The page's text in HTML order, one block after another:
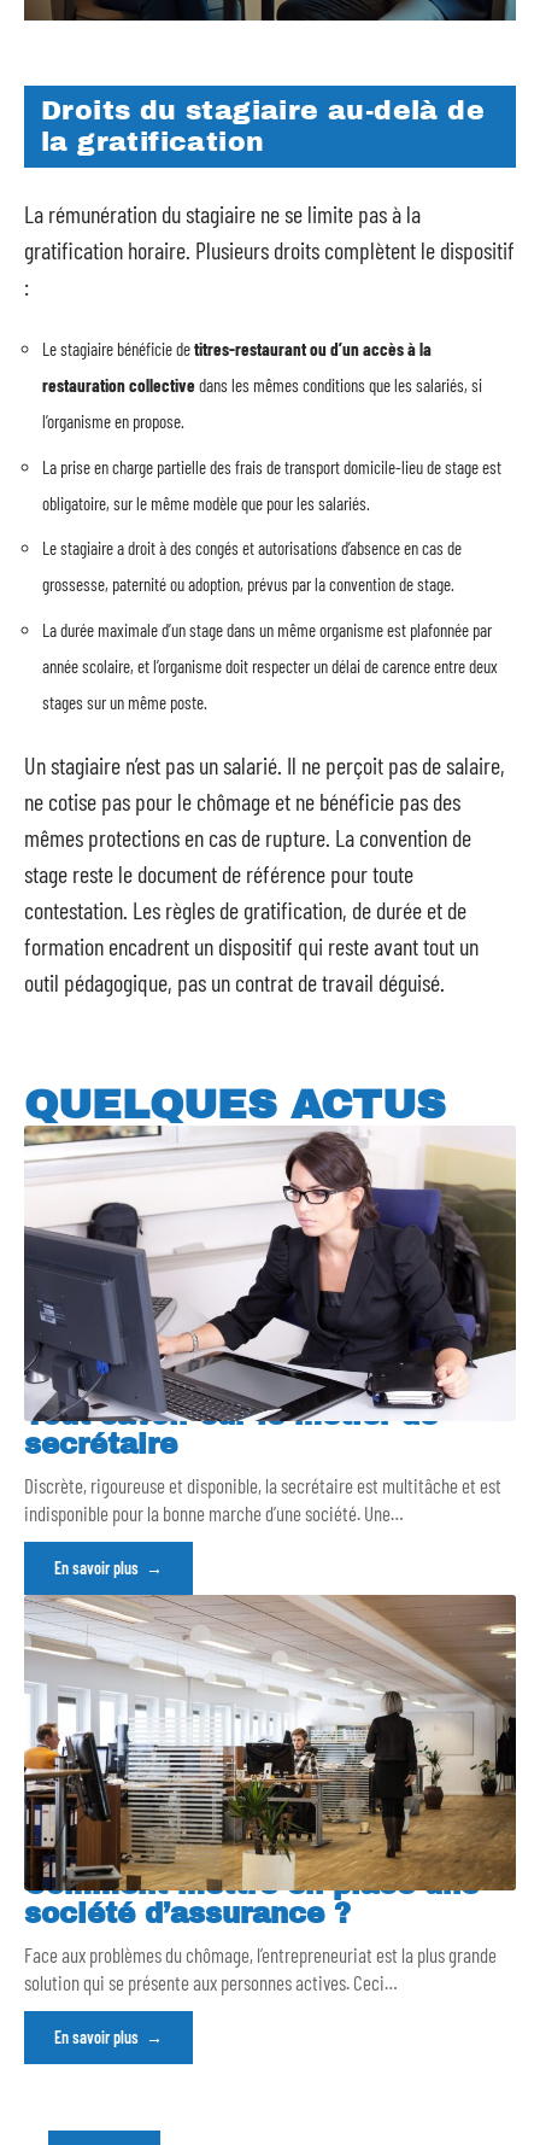
Droits du stagiaire au-delà de
la gratification
La rémunération du stagiaire ne se limite pas à la
gratification horaire. Plusieurs droits complètent le dispositif
:
Le stagiaire bénéficie detitres-restaurant ou d’un accès à la
restauration collectivedans les mêmes conditions que les salariés, si
l’organisme en propose.
La prise en charge partielle des frais de transport domicile-lieu de stage est
obligatoire, sur le même modèle que pour les salariés.
Le stagiaire a droit à des congés et autorisations d’absence en cas de
grossesse, paternité ou adoption, prévus par la convention de stage.
La durée maximale d’un stage dans un même organisme est plafonnée par
année scolaire, et l’organisme doit respecter un délai de carence entre deux
stages sur un même poste.
Un stagiaire n’est pas un salarié. Il ne perçoit pas de salaire,
ne cotise pas pour le chômage et ne bénéficie pas des
mêmes protections en cas de rupture. La convention de
stage reste le document de référence pour toute
contestation. Les règles de gratification, de durée et de
formation encadrent un dispositif qui reste avant tout un
outil pédagogique, pas un contrat de travail déguisé.
QUELQUES ACTUS
Tout savoir sur le métier de
secrétaire
Discrète, rigoureuse et disponible, la secrétaire est multitâche et est
indisponible pour la bonne marche d’une société. Une…
En savoir plus
Comment mettre en place une
société d’assurance ?
Face aux problèmes du chômage, l’entrepreneuriat est la plus grande
solution qui se présente aux personnes actives. Ceci…
En savoir plus